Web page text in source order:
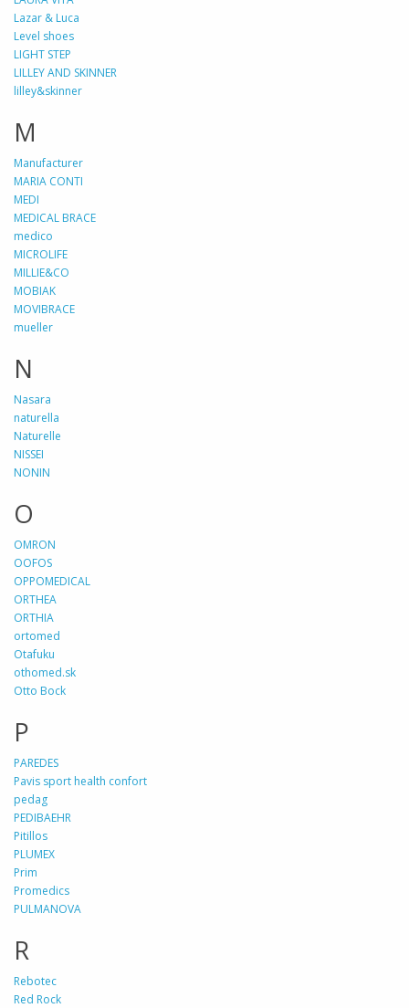
Lazar & Luca
Level shoes
LIGHT STEP
LILLEY AND SKINNER
lilley&skinner
M
Manufacturer
MARIA CONTI
MEDI
MEDICAL BRACE
medico
MICROLIFE
MILLIE&CO
MOBIAK
MOVIBRACE
mueller
N
Nasara
naturella
Naturelle
NISSEI
NONIN
O
OMRON
OOFOS
OPPOMEDICAL
ORTHEA
ORTHIA
ortomed
Otafuku
othomed.sk
Otto Bock
P
PAREDES
Pavis sport health confort
pedag
PEDIBAEHR
Pitillos
PLUMEX
Prim
Promedics
PULMANOVA
R
Rebotec
Red Rock